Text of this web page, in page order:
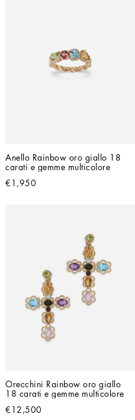
Anello Rainbow oro giallo 18
carati e gemme multicolore
€1,950
Orecchini Rainbow oro giallo
18 carati e gemme multicolore
€12,500